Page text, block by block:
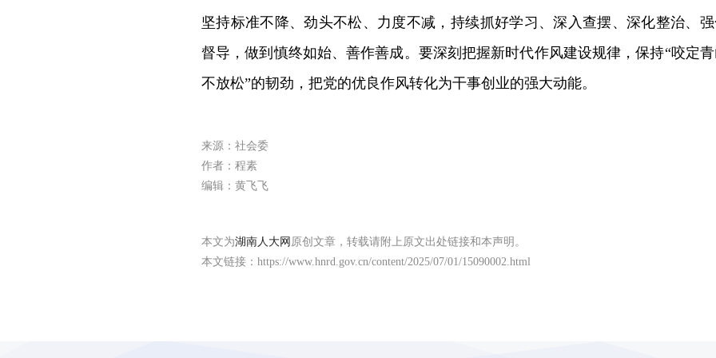
坚持标准不降、劲头不松、力度不减，持续抓好学习、深入查摆、深化整治、
督导，做到慎终如始、善作善成。要深刻把握新时代作风建设规律，保持“咬定
不放松”的韧劲，把党的优良作风转化为干事创业的强大动能。
来源：社会委
作者：程素
编辑：黄飞飞
本文为湖南人大网 原创文章，转载请附上原文出处链接和本声明。
本文链接： https://www.hnrd.gov.cn/content/2025/07/01/15090002.html